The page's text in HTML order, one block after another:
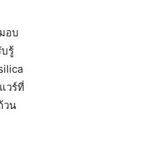
อบ
รู้
วร์ที่
วน